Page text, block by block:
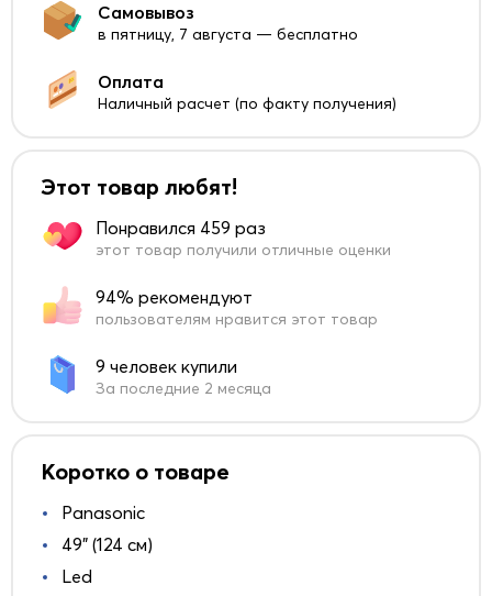
Самовывоз
в пятницу, 7 августа — бесплатно
Оплата
Наличный расчет (по факту получения)
Этот товар любят!
Понравился 459 раз
этот товар получили отличные оценки
94% рекомендуют
пользователям нравится этот товар
9 человек купили
За последние 2 месяца
Коротко о товаре
Panasonic
49" (124 см)
Led